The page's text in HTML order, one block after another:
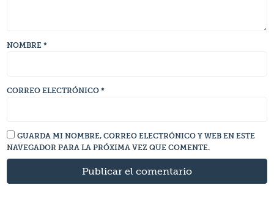
NOMBRE*
CORREO ELECTRÓNICO*
GUARDA MI NOMBRE, CORREO ELECTRÓNICO Y WEB EN ESTE
NAVEGADOR PARA LA PRÓXIMA VEZ QUE COMENTE.